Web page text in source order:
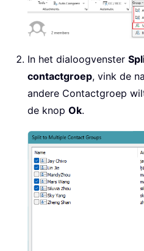
In het dialoogvenster
contactgroep, vink de
andere Contactgroep
de knop Ok.